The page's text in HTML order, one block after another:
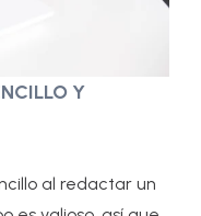
Y
al redactar un